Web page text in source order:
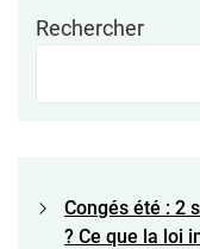
Rechercher
Congés été : 2
? Ce que la loi